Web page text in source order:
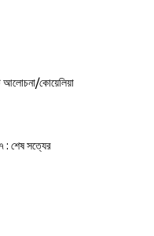
আলোচনা/কোয়েলিয়া
: শেষ সত্যের